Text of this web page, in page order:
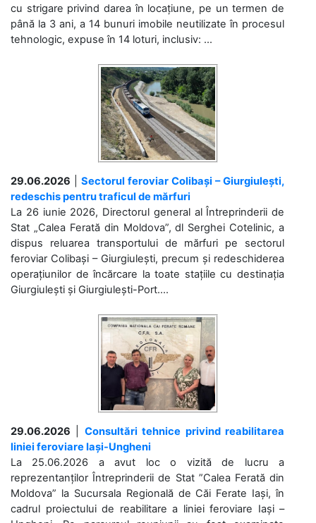
cu strigare privind darea în locațiune, pe un termen de
până la 3 ani, a 14 bunuri imobile neutilizate în procesul
tehnologic, expuse în 14 loturi, inclusiv: ...
29.06.2026
Sectorul feroviar Colibași – Giurgiulești,
redeschis pentru traficul de mărfuri
La 26 iunie 2026, Directorul general al Întreprinderii de
Stat „Calea Ferată din Moldova”, dl Serghei Cotelinic, a
dispus reluarea transportului de mărfuri pe sectorul
feroviar Colibași – Giurgiulești, precum și redeschiderea
operațiunilor de încărcare la toate stațiile cu destinația
Giurgiulești și Giurgiulești-Port....
29.06.2026
Consultări tehnice privind reabilitarea
liniei feroviare Iași-Ungheni
La 25.06.2026 a avut loc o vizită de lucru a
reprezentanților Întreprinderii de Stat ”Calea Ferată din
Moldova” la Sucursala Regională de Căi Ferate Iași, în
cadrul proiectului de reabilitare a liniei feroviare Iași –